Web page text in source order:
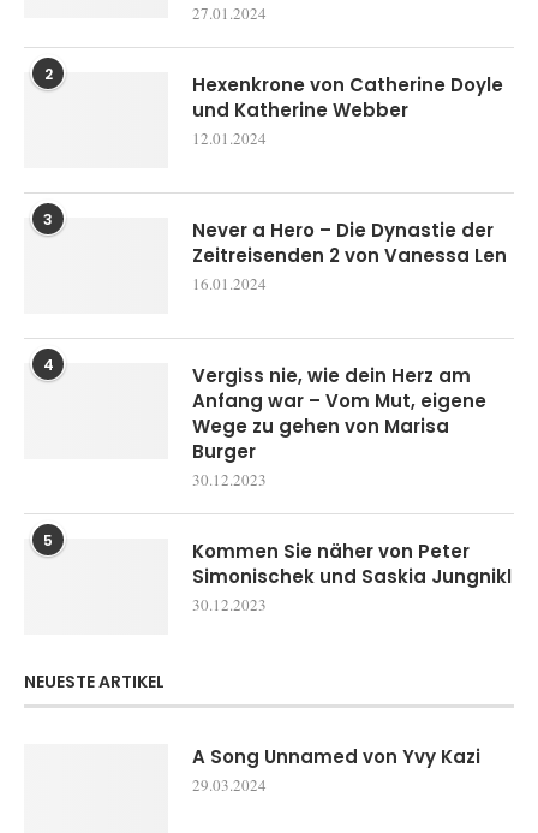
27.01.2024
2
Hexenkrone von Catherine Doyle
und Katherine Webber
12.01.2024
3
Never a Hero – Die Dynastie der
Zeitreisenden 2 von Vanessa Len
16.01.2024
4
Vergiss nie, wie dein Herz am
Anfang war – Vom Mut, eigene
Wege zu gehen von Marisa
Burger
30.12.2023
5
Kommen Sie näher von Peter
Simonischek und Saskia Jungnikl
30.12.2023
NEUESTE ARTIKEL
A Song Unnamed von Yvy Kazi
29.03.2024